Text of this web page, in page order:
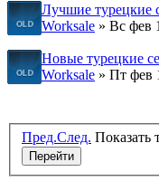
Лучшие турецкие
Worksale » Вс фев
Новые турецкие
Worksale » Пт фев
Пред.След. Показать